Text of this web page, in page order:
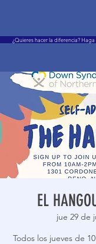
¿Quieres hacer la diferencia?
EL
jue 29 de
Todos los jueves de